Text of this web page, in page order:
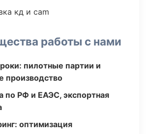
кд и cam
работы с нами
пилотные партии и
производство
по РФ и ЕАЭС, экспортная
оптимизация